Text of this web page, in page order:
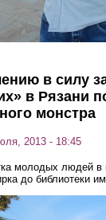
в силу
в Рязани
монстра
2013 - 18:45
молодых людей в
до библиотеки